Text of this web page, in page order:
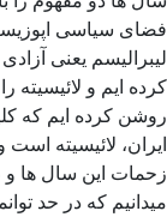
فضای سیاسی
لیبرالیسم یعنی
کرده ایم و لائیسیته
روشن کرده ایم که
ایران، لائیسیته
زحمات این سال ها و
میدانیم که در حد